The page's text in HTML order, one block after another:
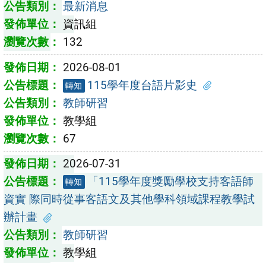
最新消息
資訊組
132
2026-08-01
轉知
115學年度台語片影史
教師研習
教學組
67
2026-07-31
轉知
「115學年度獎勵學校支持客語師
資實 際同時從事客語文及其他學科領域課程教學試
辦計畫
教師研習
教學組